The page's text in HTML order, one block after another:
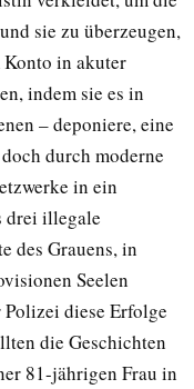
sie zu überzeugen,
Konto in akuter
indem sie es in
– deponiere, eine
durch moderne
in ein
drei illegale
des Grauens, in
Seelen
diese Erfolge
die Geschichten
81-jährigen Frau in